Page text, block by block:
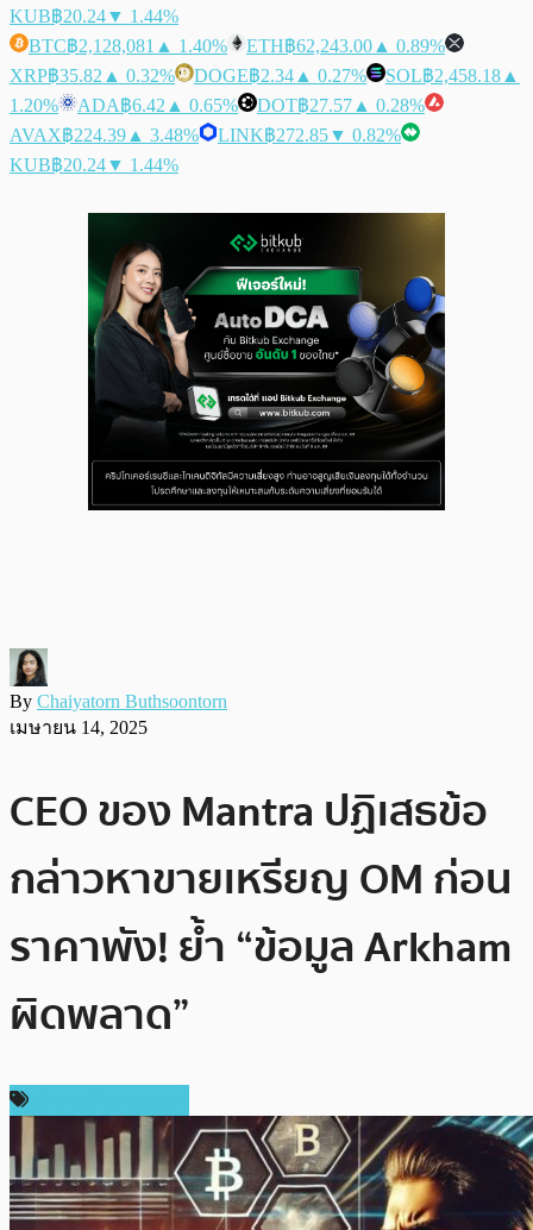
KUB฿20.24▼ 1.44%
BTC฿2,128,081 ▲ 1.40% ETH฿62,243.00 ▲ 0.89%
XRP฿35.82 ▲ 0.32% DOGE฿2.34 ▲ 0.27% SOL฿2,458.18 ▲
1.20%
ADA฿6.42 ▲ 0.65% DOT฿27.57 ▲ 0.28%
AVAX฿224.39 ▲ 3.48% LINK฿272.85▼ 0.82%
KUB฿20.24▼ 1.44%
By Chaiyatorn Buthsoontorn
เมษายน 14, 2025
CEO ของ Mantra ปฏิเสธข้อ
กล่าวหาขายเหรียญ OM ก่อน
ราคาพัง! ย้ำ “ข้อมูล Arkham
ผิดพลาด”